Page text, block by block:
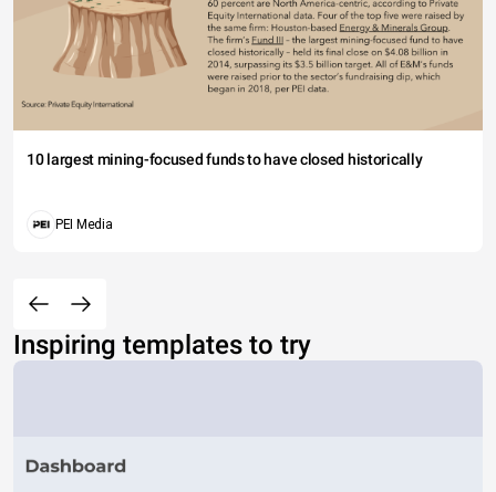
10 largest mining-focused funds to have closed historically
PEI Media
Inspiring templates to try